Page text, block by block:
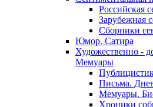
Российская
Зарубежная
Сборники
Юмор. Сатира
Художественно -
Мемуары
Письма.
Мемуары.
Хроники